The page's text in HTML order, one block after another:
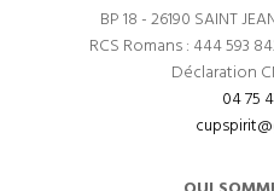
BP 18 - 26190 SAINT
RCS Romans : 444 593
Déclaration
04 75